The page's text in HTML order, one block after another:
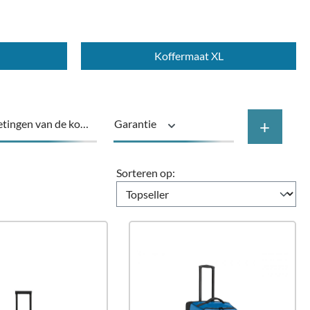
Koffermaat XL
van de koffer Garantie
Prijs
+
Sorteren op: